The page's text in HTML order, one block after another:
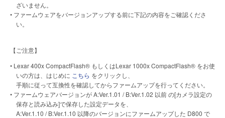
ざいません。
• ファームウェアをバージョンアップする前に下記の内容をご確認くださ
い。
【ご注意】
• Lexar 400x CompactFlash® もしくはLexar 1000x CompactFlash® をお使
いの方は、はじめに こちら をクリックし、
手順に従って互換性を確認してからファームアップを行ってください。
• ファームウェアバージョンが A:Ver.1.01 / B:Ver.1.02 以前 の[カメラ設定の
保存と読み込み]で保存した設定データを、
A:Ver.1.10 / B:Ver.1.10 以降のバージョンにファームアップした D800 で